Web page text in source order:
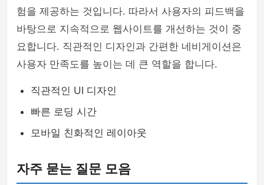
험을 제공하는 것입니다. 따라서 사용자의 피드백을
바탕으로 지속적으로 웹사이트를 개선하는 것이 중
요합니다. 직관적인 디자인과 간편한 네비게이션은
사용자 만족도를 높이는 데 큰 역할을 합니다.
직관적인 UI 디자인
빠른 로딩 시간
모바일 친화적인 레이아웃
자주 묻는 질문 모음